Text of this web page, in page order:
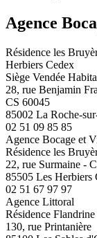
Agence
Résidence les
Herbiers Cedex
Siège Vendée
28, rue Benjamin
CS 60045
85002 La Roche-
02 51 09 85 85
Agence Bocage et
Résidence les
22, rue Surmaine -
85505 Les Herbiers
02 51 67 97 97
Agence Littoral
Résidence Flandrine
130, rue Printanière